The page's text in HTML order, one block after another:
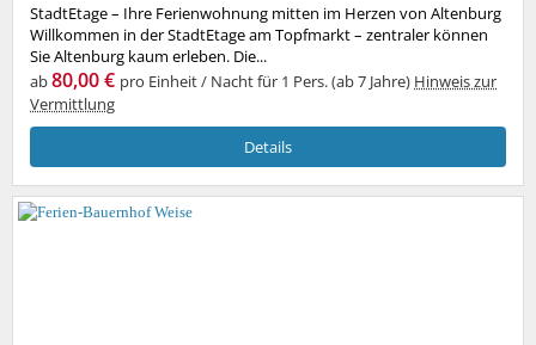
StadtEtage – Ihre Ferienwohnung mitten im Herzen von Altenburg
Willkommen in der StadtEtage am Topfmarkt – zentraler können
Sie Altenburg kaum erleben. Die...
ab80,00 € pro Einheit / Nacht für 1 Pers. (ab 7 Jahre) Hinweis zur
Vermittlung
Details